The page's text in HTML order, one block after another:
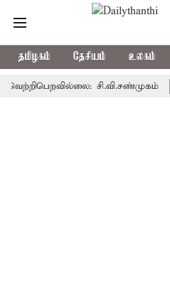
தமிழகம் தேசியம் உலகம்
சி.வி.சண்முகம் தென்